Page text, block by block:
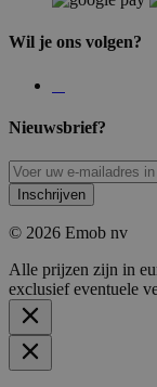
Wil je ons volgen?
Nieuwsbrief?
Inschrijven
© 2026 Emob nv
Alle prijzen zijn in
exclusief eventuele